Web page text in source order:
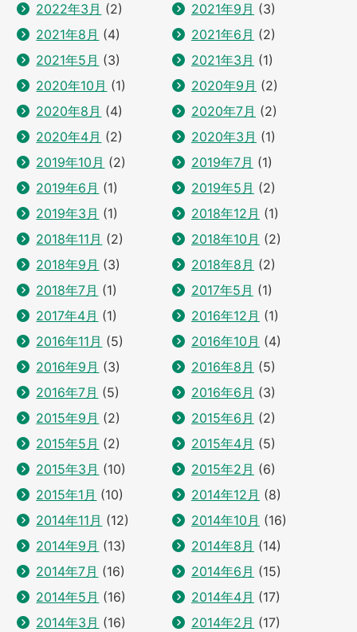
2022年3月 (2) 2021年9月 (3)
2021年8月 (4) 2021年6月 (2)
2021年5月 (3) 2021年3月 (1)
2020年10月 (1) 2020年9月 (2)
2020年8月 (4) 2020年7月 (2)
2020年4月 (2) 2020年3月 (1)
2019年10月 (2) 2019年7月 (1)
2019年6月 (1) 2019年5月 (2)
2019年3月 (1) 2018年12月 (1)
2018年11月 (2) 2018年10月 (2)
2018年9月 (3) 2018年8月 (2)
2018年7月 (1) 2017年5月 (1)
2017年4月 (1) 2016年12月 (1)
2016年11月 (5) 2016年10月 (4)
2016年9月 (3) 2016年8月 (5)
2016年7月 (5) 2016年6月 (3)
2015年9月 (2) 2015年6月 (2)
2015年5月 (2) 2015年4月 (5)
2015年3月 (10) 2015年2月 (6)
2015年1月 (10) 2014年12月 (8)
2014年11月 (12) 2014年10月 (16)
2014年9月 (13) 2014年8月 (14)
2014年7月 (16) 2014年6月 (15)
2014年5月 (16) 2014年4月 (17)
2014年3月 (16) 2014年2月 (17)